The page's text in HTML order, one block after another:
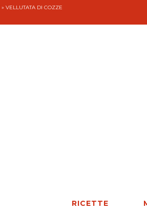
» VELLUTATA DI COZZE
RICETTE